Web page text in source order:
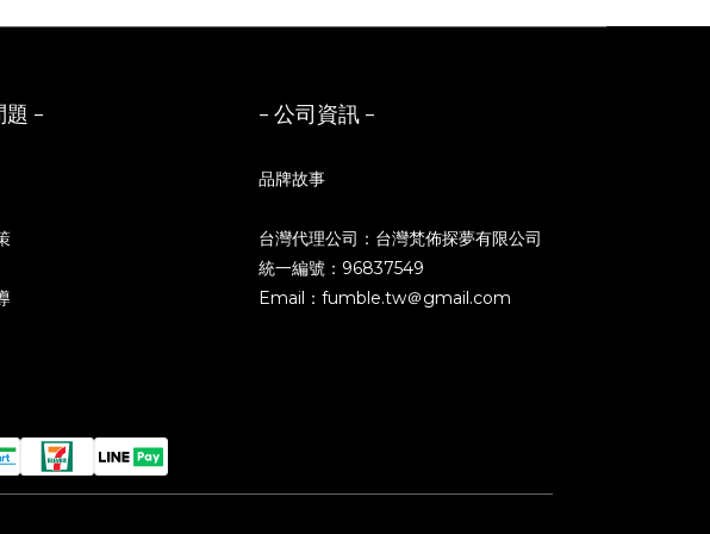
題 - - 公司資訊 -
品牌故事
台灣代理公司：台灣梵佈探夢有限公司
統一編號：96837549
Email：fumble.tw＠gmail.com